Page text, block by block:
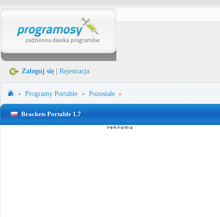
Zaloguj się Rejestracja
Programy Portable Pozostałe
Brackets Portable 1.7